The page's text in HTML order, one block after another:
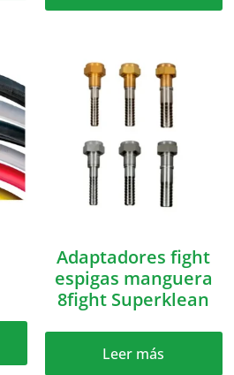
Adaptadores fight
espigas manguera
8fight Superklean
Leer más